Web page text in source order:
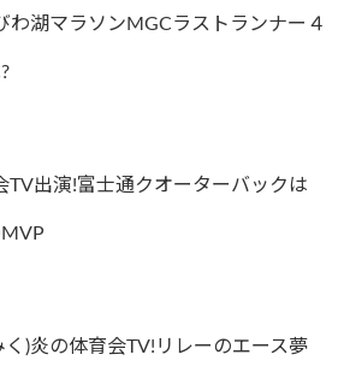
わ湖マラソンMGCラストランナー４
TV出演!富士通クオーターバックは
)炎の体育会TV!リレーのエース夢